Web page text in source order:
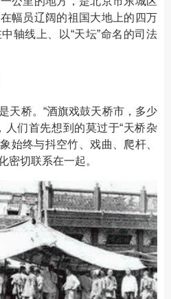
幅员辽阔的祖国大地上的四万
轴线上、以“天坛”命名的司法
桥。“酒旗戏鼓天桥市，多少
人们首先想到的莫过于“天桥杂
始终与抖空竹、戏曲、爬杆、
密切联系在一起。